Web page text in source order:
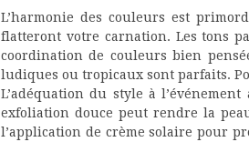
L’harmonie des couleurs est
flatteront votre carnation. Les tons
coordination de couleurs bien
ludiques ou tropicaux sont parfaits.
L’adéquation du style à
exfoliation douce peut rendre la
l’application de crème solaire pour